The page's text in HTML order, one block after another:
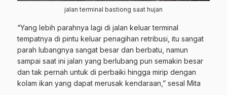
jalan terminal bastiong saat hujan
“Yang lebih parahnya lagi di jalan keluar terminal
tempatnya di pintu keluar penagihan retribusi, itu sangat
parah lubangnya sangat besar dan berbatu, namun
sampai saat ini jalan yang berlubang pun semakin besar
dan tak pernah untuk di perbaiki hingga mirip dengan
kolam ikan yang dapat merusak kendaraan,” sesal Mita